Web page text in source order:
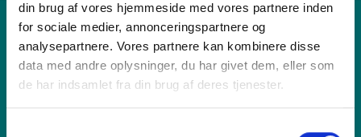
din brug af vores hjemmeside med vores partnere inden
for sociale medier, annonceringspartnere og
analysepartnere. Vores partnere kan kombinere disse
data med andre oplysninger, du har givet dem, eller som
de har indsamlet fra din brug af deres tjenester.
Produkt
Vi tilbyder